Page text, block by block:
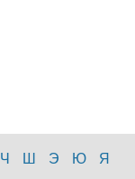
Ч Ш Э Ю
Я